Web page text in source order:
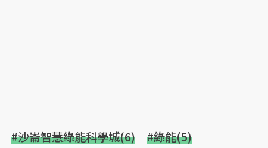
#沙崙智慧綠能科學城(6)
#綠能(5)